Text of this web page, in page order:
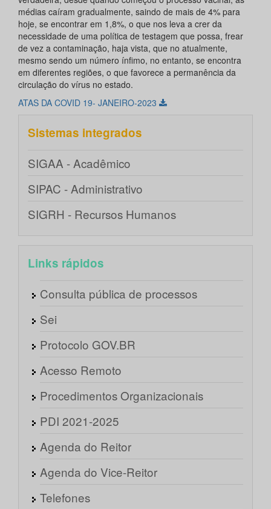
médias caíram gradualmente, saindo de mais de 4% para
hoje, se encontrar em 1,8%, o que nos leva a crer da
necessidade de uma política de testagem que possa, frear
de vez a contaminação, haja vista, que no atualmente,
mesmo sendo um número ínfimo, no entanto, se encontra
em diferentes regiões, o que favorece a permanência da
circulação do vírus no estado.
ATAS DA COVID 19- JANEIRO-2023
Sistemas integrados
SIGAA - Acadêmico
SIPAC - Administrativo
SIGRH - Recursos Humanos
Links rápidos
Consulta pública de processos
Sei
Protocolo GOV.BR
Acesso Remoto
Procedimentos Organizacionais
PDI 2021-2025
Agenda do Reitor
Agenda do Vice-Reitor
Telefones